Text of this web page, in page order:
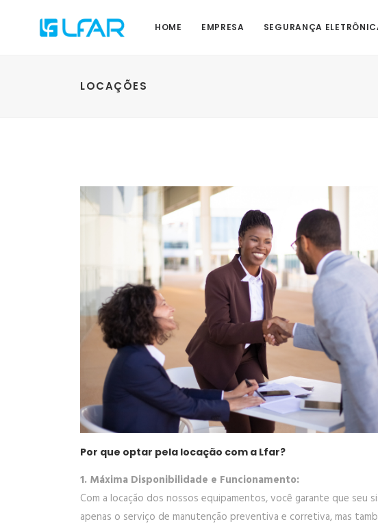
HOME EMPRESA SEGURANÇA
LOCAÇÕES
Por que optar pela locação com a Lfar?
1. Máxima Disponibilidade e Funcionamento:
Com a locação dos nossos equipamentos, você garante que seu
apenas o serviço de manutenção preventiva e corretiva, mas